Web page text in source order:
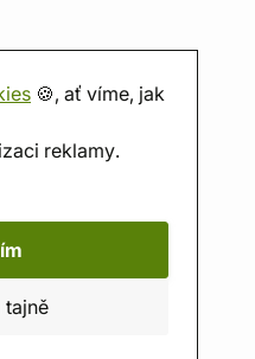
🍪, ať víme, jak
reklamy.
tajně